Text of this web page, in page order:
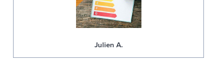
Julien A.